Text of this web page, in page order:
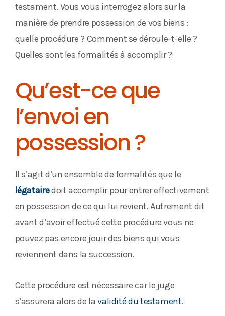
testament. Vous vous interrogez alors sur la
manière de prendre possession de vos biens :
quelle procédure ? Comment se déroule-t-elle ?
Quelles sont les formalités à accomplir ?
Qu’est-ce que
l’envoi en
possession ?
Il s’agit d’un ensemble de formalités que le
légatairedoit accomplir pour entrer effectivement
en possession de ce qui lui revient. Autrement dit
avant d’avoir effectué cette procédure vous ne
pouvez pas encore jouir des biens qui vous
reviennent dans la succession.
Cette procédure est nécessaire car le juge
s’assurera alors de lavalidité du testament.